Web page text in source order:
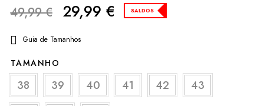
49,99€ 29,99 € SALDOS
Guia de Tamanhos
TAMANHO
38 39 40 41 42
43